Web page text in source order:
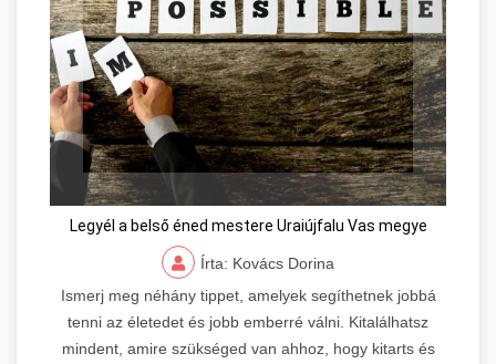
Legyél a belső éned mestere Uraiújfalu Vas megye
Írta: Kovács Dorina
Ismerj meg néhány tippet, amelyek segíthetnek jobbá
tenni az életedet és jobb emberré válni. Kitalálhatsz
mindent, amire szükséged van ahhoz, hogy kitarts és